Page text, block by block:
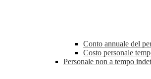
Conto annuale del
Costo personale
Personale non a tempo